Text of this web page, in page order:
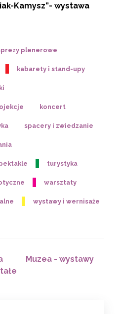
Kamysz”- wystawa
plenerowe
kabarety i stand-upy
koncert
spacery i zwiedzanie
turystyka
warsztaty
wystawy i wernisaże
Muzea - wystawy